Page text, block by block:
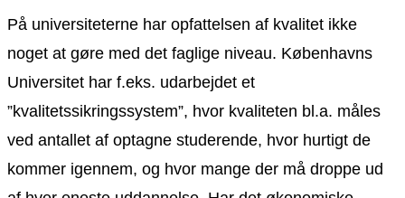
På universiteterne har opfattelsen af kvalitet ikke
noget at gøre med det faglige niveau. Københavns
Universitet har f.eks. udarbejdet et
”kvalitetssikringssystem”, hvor kvaliteten bl.a. måles
ved antallet af optagne studerende, hvor hurtigt de
kommer igennem, og hvor mange der må droppe ud